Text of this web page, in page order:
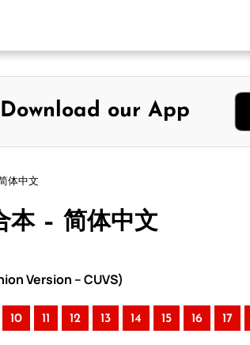
Download our App
体中文
本 – 简体中文
Version – CUVS)
10 11 12 13 14 15 16 17